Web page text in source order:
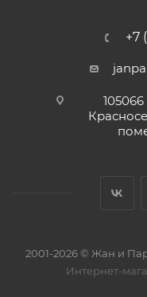
+7
2001-2026 © Жан и
Интернет-